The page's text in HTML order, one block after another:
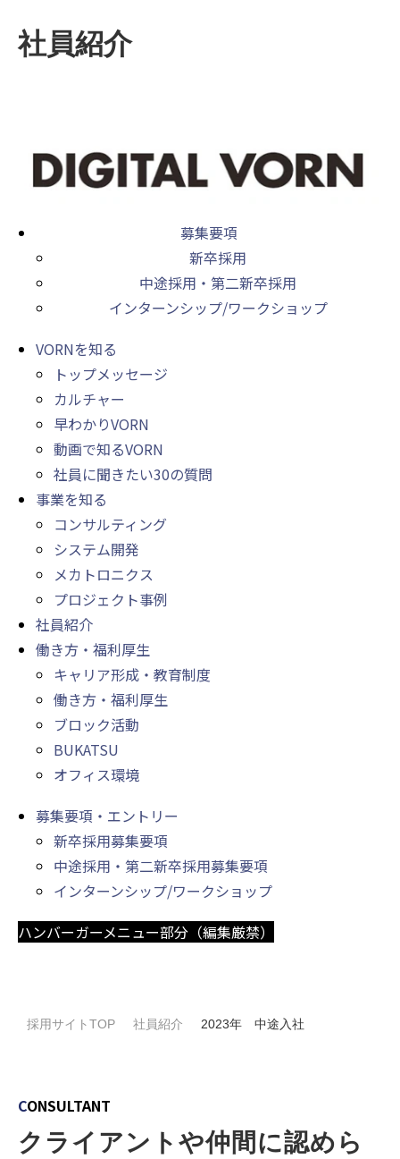
社員紹介
募集要項
新卒採用
中途採用・第二新卒採用
インターンシップ/ワークショップ
VORNを知る
トップメッセージ
カルチャー
早わかりVORN
動画で知るVORN
社員に聞きたい30の質問
事業を知る
コンサルティング
システム開発
メカトロニクス
プロジェクト事例
社員紹介
働き方・福利厚生
キャリア形成・教育制度
働き方・福利厚生
ブロック活動
BUKATSU
オフィス環境
募集要項・エントリー
新卒採用募集要項
中途採用・第二新卒採用募集要項
インターンシップ/ワークショップ
ハンバーガーメニュー部分（編集厳禁）
採用サイトTOP 社員紹介 2023年 中途入社
CONSULTANT
クライアントや仲間に認めら